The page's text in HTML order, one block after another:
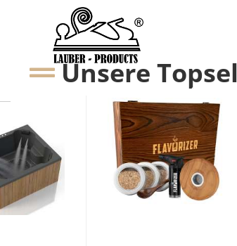
ZUHAUSE &
Unsere